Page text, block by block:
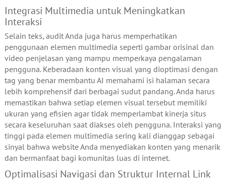
Integrasi Multimedia untuk Meningkatkan
Interaksi
Selain teks, audit Anda juga harus memperhatikan
penggunaan elemen multimedia seperti gambar orisinal dan
video penjelasan yang mampu memperkaya pengalaman
pengguna. Keberadaan konten visual yang dioptimasi dengan
tag yang benar membantu AI memahami isi halaman secara
lebih komprehensif dari berbagai sudut pandang. Anda harus
memastikan bahwa setiap elemen visual tersebut memiliki
ukuran yang efisien agar tidak memperlambat kinerja situs
secara keseluruhan saat diakses oleh pengguna. Interaksi yang
tinggi pada elemen multimedia sering kali dianggap sebagai
sinyal bahwa website Anda menyediakan konten yang menarik
dan bermanfaat bagi komunitas luas di internet.
Optimalisasi Navigasi dan Struktur Internal Link